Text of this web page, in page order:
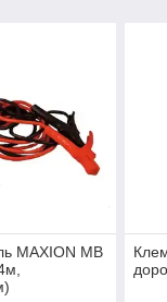
MAXION MB